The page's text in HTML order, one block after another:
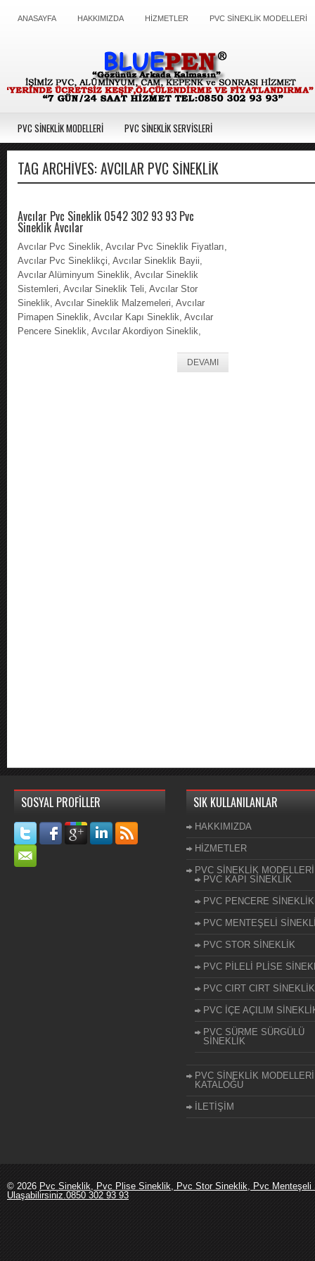
ANASAYFA HAKKIMIZDA HİZMETLER PVC SİNEKLİK MODELLERİ
PVC SİNEKLİK MODELLERİ PVC SİNEKLİK SERVİSLERİ
TAG ARCHIVES:AVCILAR PVC SINEKLIK
Avcılar Pvc Sineklik 0542 302 93 93 Pvc
Sineklik Avcılar
Avcılar Pvc Sineklik, Avcılar Pvc Sineklik Fiyatları,
Avcılar Pvc Sineklikçi, Avcılar Sineklik Bayii,
Avcılar Alüminyum Sineklik, Avcılar Sineklik
Sistemleri, Avcılar Sineklik Teli, Avcılar Stor
Sineklik, Avcılar Sineklik Malzemeleri, Avcılar
Pimapen Sineklik, Avcılar Kapı Sineklik, Avcılar
Pencere Sineklik, Avcılar Akordiyon Sineklik,
DEVAMI
SOSYAL PROFİLLER SIK KULLANILANLAR
HAKKIMIZDA
HİZMETLER
PVC SİNEKLİK MODELLERİ
PVC KAPI SİNEKLİK
PVC PENCERE SİNEKLİK
PVC MENTEŞELİ
PVC STOR SİNEKLİK
PVC PİLELİ PLİSE
PVC CIRT CIRT SİNEKLİK
PVC İÇE AÇILIM
PVC SÜRME SÜRGÜLÜ
SİNEKLİK
PVC SİNEKLİK MODELLERİ
KATALOĞU
İLETİŞİM
© 2026 Pvc Sineklik, Pvc Plise Sineklik, Pvc Stor Sineklik, Pvc
Ulaşabilirsiniz.0850 302 93 93